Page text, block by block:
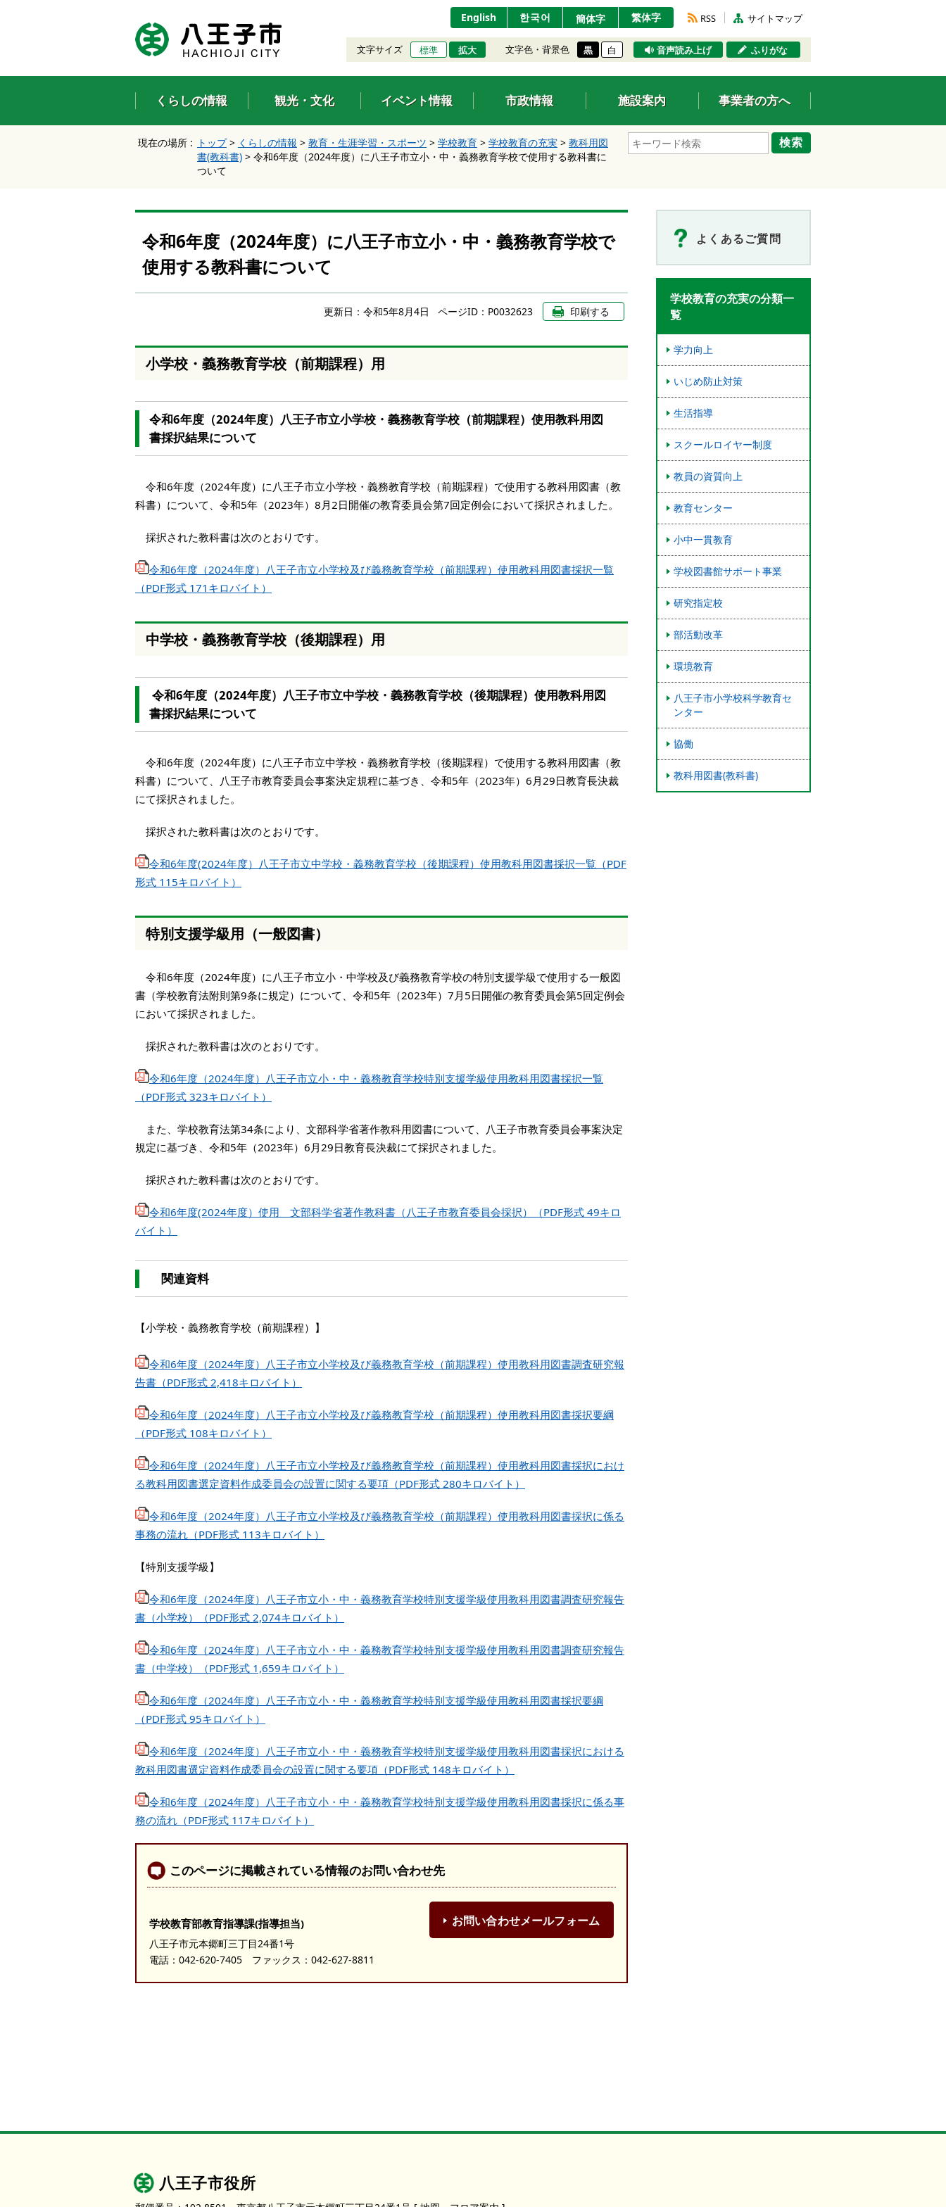
ン
タ
ー
キ
ナ
ビ
ン
ス
ッ
し
ま
English 한국어 簡体字 繁体字 RSS サイトマップ
文字サイズ 標準 拡大 文字色・背景色 黒 白 音声読み上げ ふりがな
くらしの情報 観光・文化 イベント情報 市政情報 施設案内 事業者の方へ
検索
現在の場所 : トップ> くらしの情報 > 教育・生涯学習・スポーツ > 学校教育 > 学校教育の充実 > 教科用図
書(教科書) > 令和6年度（2024年度）に八王子市立小・中・義務教育学校で使用する教科書に
ついて
令和6年度（2024年度）に八王子市立小・中・義務教育学校で
使用する教科書について
更新日： 令和5年8月4日 ページID：P0032623 印刷する
小学校・義務教育学校（前期課程）用
令和6年度（2024年度）八王子市立小学校・義務教育学校（前期課程）使用教科用図
書採択結果について
令和6年度（2024年度）に八王子市立小学校・義務教育学校（前期課程）で使用する教科用図書（教
科書）について、令和5年（2023年）8月2日開催の教育委員会第7回定例会において採択されました。
採択された教科書は次のとおりです。
令和6年度（2024年度）八王子市立小学校及び義務教育学校（前期課程）使用教科用図書採択一覧
（PDF形式 171キロバイト）
中学校・義務教育学校（後期課程）用
令和6年度（2024年度）八王子市立中学校・義務教育学校（後期課程）使用教科用図
書採択結果について
令和6年度（2024年度）に八王子市立中学校・義務教育学校（後期課程）で使用する教科用図書（教
科書）について、八王子市教育委員会事案決定規程に基づき、令和5年（2023年）6月29日教育長決裁
にて採択されました。
採択された教科書は次のとおりです。
令和6年度(2024年度）八王子市立中学校・義務教育学校（後期課程）使用教科用図書採択一覧（PDF
形式 115キロバイト）
特別支援学級用（一般図書）
令和6年度（2024年度）に八王子市立小・中学校及び義務教育学校の特別支援学級で使用する一般図
書（学校教育法附則第9条に規定）について、令和5年（2023年）7月5日開催の教育委員会第5回定例会
において採択されました。
採択された教科書は次のとおりです。
令和6年度（2024年度）八王子市立小・中・義務教育学校特別支援学級使用教科用図書採択一覧
（PDF形式 323キロバイト）
また、学校教育法第34条により、文部科学省著作教科用図書について、八王子市教育委員会事案決定
規定に基づき、令和5年（2023年）6月29日教育長決裁にて採択されました。
採択された教科書は次のとおりです。
令和6年度(2024年度）使用 文部科学省著作教科書（八王子市教育委員会採択）（PDF形式 49キロ
バイト）
関連資料
【小学校・義務教育学校（前期課程）】
令和6年度（2024年度）八王子市立小学校及び義務教育学校（前期課程）使用教科用図書調査研究報
告書（PDF形式 2,418キロバイト）
令和6年度（2024年度）八王子市立小学校及び義務教育学校（前期課程）使用教科用図書採択要綱
（PDF形式 108キロバイト）
令和6年度（2024年度）八王子市立小学校及び義務教育学校（前期課程）使用教科用図書採択におけ
る教科用図書選定資料作成委員会の設置に関する要項（PDF形式 280キロバイト）
令和6年度（2024年度）八王子市立小学校及び義務教育学校（前期課程）使用教科用図書採択に係る
事務の流れ（PDF形式 113キロバイト）
【特別支援学級】
令和6年度（2024年度）八王子市立小・中・義務教育学校特別支援学級使用教科用図書調査研究報告
書（小学校）（PDF形式 2,074キロバイト）
令和6年度（2024年度）八王子市立小・中・義務教育学校特別支援学級使用教科用図書調査研究報告
書（中学校）（PDF形式 1,659キロバイト）
令和6年度（2024年度）八王子市立小・中・義務教育学校特別支援学級使用教科用図書採択要綱
（PDF形式 95キロバイト）
令和6年度（2024年度）八王子市立小・中・義務教育学校特別支援学級使用教科用図書採択における
教科用図書選定資料作成委員会の設置に関する要項（PDF形式 148キロバイト）
令和6年度（2024年度）八王子市立小・中・義務教育学校特別支援学級使用教科用図書採択に係る事
務の流れ（PDF形式 117キロバイト）
このページに掲載されている情報のお問い合わせ先
学校教育部教育指導課(指導担当)
八王子市元本郷町三丁目24番1号
電話： 042-620-7405 ファックス：042-627-8811
お問い合わせメールフォーム
よくあるご質問
学校教育の充実の分類一
覧
学力向上
いじめ防止対策
生活指導
スクールロイヤー制度
教員の資質向上
教育センター
小中一貫教育
学校図書館サポート事業
研究指定校
部活動改革
環境教育
八王子市小学校科学教育セ
ンター
協働
教科用図書(教科書)
八王子市役所